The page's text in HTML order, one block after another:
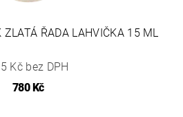
ZLATÁ ŘADA LAHVIČKA 15 ML
Kč bez DPH
780 Kč